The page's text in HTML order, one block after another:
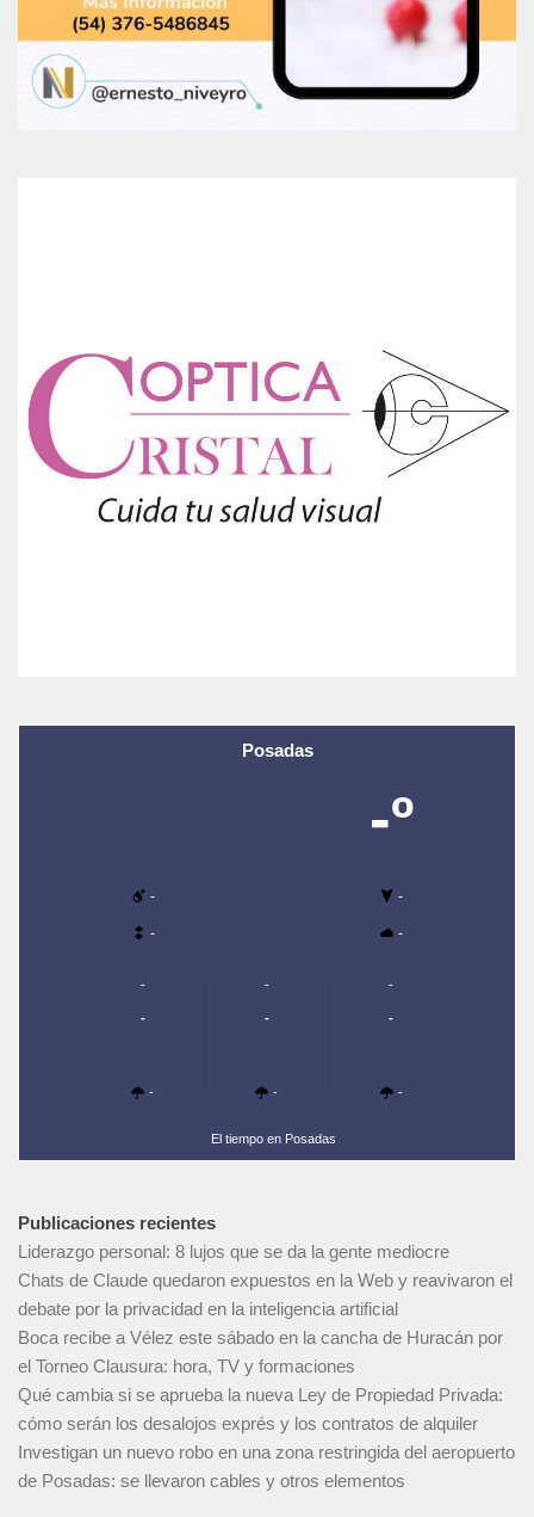
Posadas
-º
- -
- -
-
-
-
-
-
-
-
-
-
El tiempo en Posadas
Publicaciones recientes
Liderazgo personal: 8 lujos que se da la gente mediocre
Chats de Claude quedaron expuestos en la Web y reavivaron el
debate por la privacidad en la inteligencia artificial
Boca recibe a Vélez este sábado en la cancha de Huracán por
el Torneo Clausura: hora, TV y formaciones
Qué cambia si se aprueba la nueva Ley de Propiedad Privada:
cómo serán los desalojos exprés y los contratos de alquiler
Investigan un nuevo robo en una zona restringida del aeropuerto
de Posadas: se llevaron cables y otros elementos